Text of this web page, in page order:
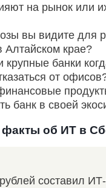
на рынок или
вы видите для
Алтайском крае?
крупные банки
от
банк в своей
об ИТ в
составил